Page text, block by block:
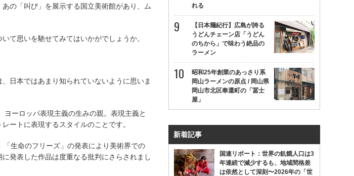
の「叫び」を展示する国立美術館があり、ム
て思いを馳せてみてはいかがでしょうか。
日本ではあまり知られていないように思いま
ーロッパ表現主義の生みの親。表現主義と
ートに表現するスタイルのことです。
生命のフリーズ」の発表により美術界での
発表した作品は度重なる批判にさらされまし
れる
【日本麺紀行】広島が誇る
うどんチェーン店「うどん
のちから」で味わう絶品の
ラーメン
昭和25年創業のあっさり系
岡山ラーメンの原点 / 岡山県
岡山市北区奉還町の「冨士
屋」
新着記事
国連リポート：世界の飢餓人口は3
年連続で減少するも、地域間格差
は依然として深刻〜2026年の「世